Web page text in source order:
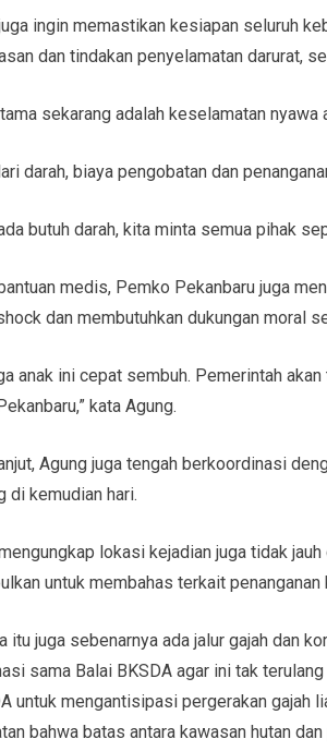
ingin memastikan kesiapan seluruh
dan tindakan penyelamatan darurat,
sekarang adalah keselamatan nyawa
darah, biaya pengobatan dan
butuh darah, kita minta semua pihak
medis, Pemko Pekanbaru juga
dan membutuhkan dukungan moral
anak ini cepat sembuh. Pemerintah
kata Agung.
Agung juga tengah berkoordinasi
di kemudian hari.
lokasi kejadian juga tidak
untuk membahas terkait
itu juga sebenarnya ada jalur gajah dan
sama Balai BKSDA agar ini tak
untuk mengantisipasi pergerakan gajah
bahwa batas antara kawasan hutan